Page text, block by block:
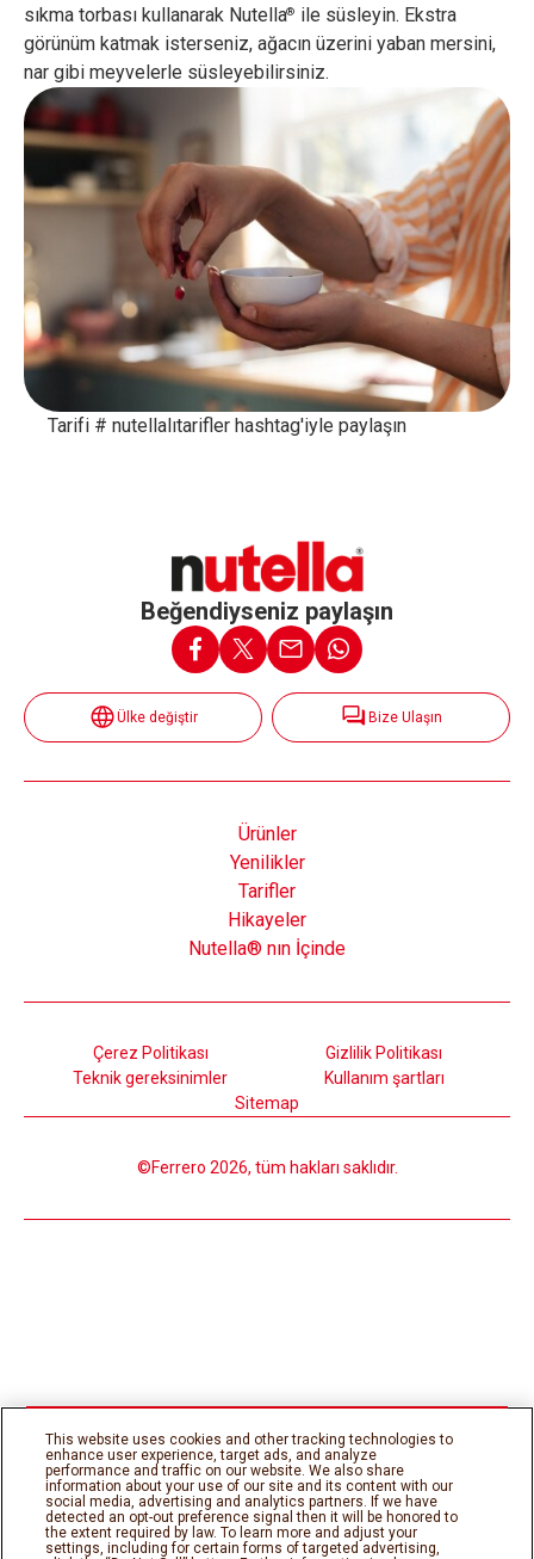
sıkma torbası kullanarak Nutella® ile süsleyin. Ekstra
görünüm katmak isterseniz, ağacın üzerini yaban mersini,
nar gibi meyvelerle süsleyebilirsiniz.
Tarifi # nutellalıtarifler hashtag'iyle paylaşın
Beğendiyseniz paylaşın
Ülke değiştir Bize Ulaşın
Ürünler
Yenilikler
Tarifler
Hikayeler
Nutella® nın İçinde
©Ferrero 2026, tüm hakları saklıdır.
Çerez Politikası
Gizlilik Politikası
Teknik gereksinimler
Kullanım şartları
Sitemap
This website uses cookies and other tracking technologies to
enhance user experience, target ads, and analyze
performance and traffic on our website. We also share
information about your use of our site and its content with our
social media, advertising and analytics partners. If we have
detected an opt-out preference signal then it will be honored to
the extent required by law. To learn more and adjust your
settings, including for certain forms of targeted advertising,